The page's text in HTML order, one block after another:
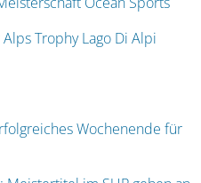
Trophy Lago Di Alpi
Wochenende für